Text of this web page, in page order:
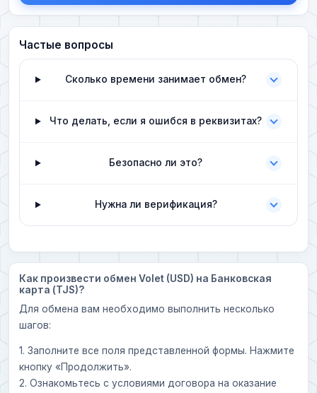
Частые вопросы
Сколько времени занимает обмен?
Что делать, если я ошибся в реквизитах?
Безопасно ли это?
Нужна ли верификация?
Как произвести обмен Volet (USD) на Банковская
карта (TJS)?
Для обмена вам необходимо выполнить несколько
шагов:
1. Заполните все поля представленной формы. Нажмите
кнопку «Продолжить».
2. Ознакомьтесь с условиями договора на оказание